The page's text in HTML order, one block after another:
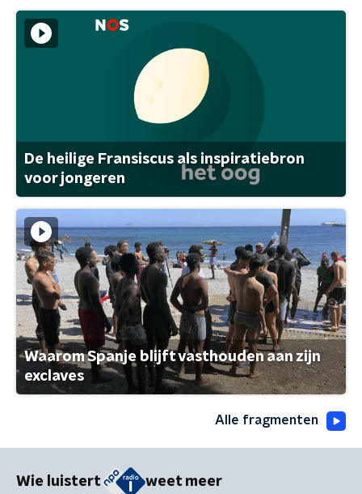
De heilige Fransiscus als inspiratiebron
voor jongeren
Waarom Spanje blijft vasthouden aan zijn
exclaves
Alle fragmenten
Wie luistert weet meer